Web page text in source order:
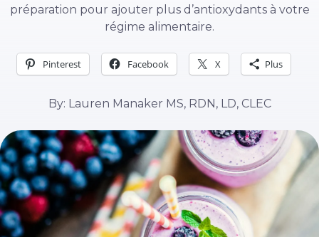
préparation pour ajouter plus d’antioxydants à votre
régime alimentaire.
Pinterest Facebook X Plus
By: Lauren Manaker MS, RDN, LD, CLEC